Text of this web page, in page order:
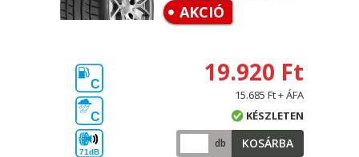
AKCIÓ
C
C
71dB
19.920 Ft
15.685 Ft + ÁFA
KÉSZLETEN
db KOSÁRBA